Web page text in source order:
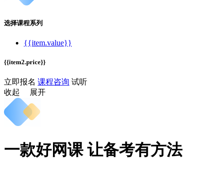
选择课程系列
{{item.value}}
{{item2.price}}
立即报名 课程咨询 试听
收起
展开
一款好网课 让备考有方法